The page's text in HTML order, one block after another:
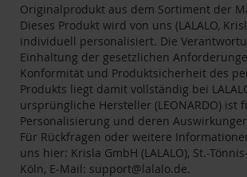
Originalprodukt aus dem Sortiment der
Dieses Produkt wird von uns (LALALO,
individuell personalisiert. Die
Einhaltung der gesetzlichen
Konformität und Produktsicherheit des
Produkts liegt damit vollständig bei
ursprüngliche Hersteller (LEONARDO) ist
Personalisierung und deren
Für Rückfragen oder weitere
uns hier: Krisla GmbH (LALALO), St.-
Köln, E-Mail: support@lalalo.de.